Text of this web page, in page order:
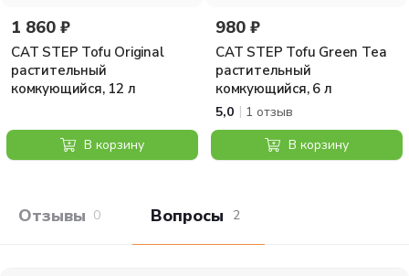
ощущение гармонии.
Способ применения:
Просто заполните сухой и чистый
лоток наполнителем слоем 3-5 см. Регулярно удаляйте
экскременты и перемешивайте наполнитель для
равномерного распределения свежих кристаллов.
Примерно через 3-4 недели удалите использованные
гранулы и замените их новой порцией наполнителя. Если
вашей кошке сложно привыкнуть к новому наполнителю,
рекомендуем в первый месяц смешивать его с привычным
оригинальной упаковке в сухом месте, вдали от пищевых
1 860 ₽
CAT STEP Tofu Original
растительный
комкующийся, 12 л
В корзину
980 ₽
CAT STEP Tofu Green Tea
растительный
комкующийся, 6 л
5,0 | 1 отзыв
В корзину
Отзывы покупателей
0 Вопросы и
2